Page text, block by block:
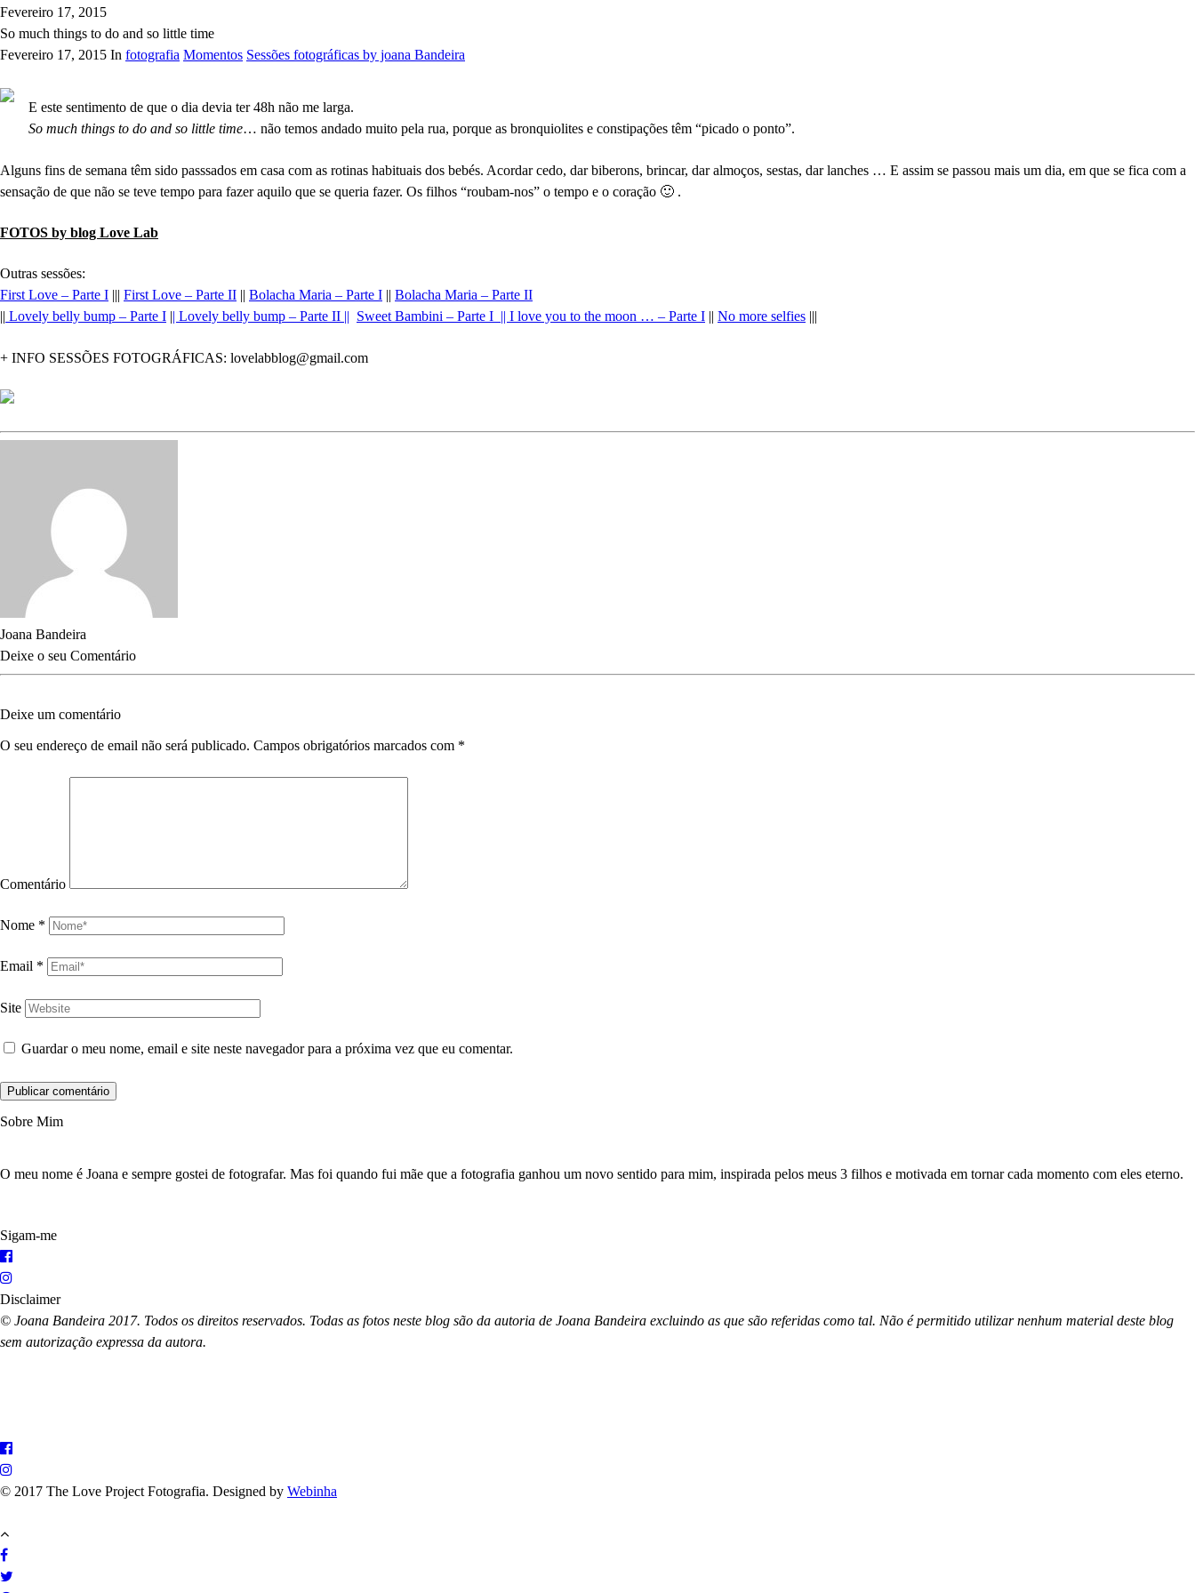
Fevereiro 17, 2015
So much things to do and so little time
Fevereiro 17, 2015 In fotografia Momentos Sessões fotográficas by joana Bandeira
E este sentimento de que o dia devia ter 48h não me larga.
So much things to do and so little time… não temos andado muito pela rua, porque as bronquiolites e constipações têm “picado o ponto”.
Alguns fins de semana têm sido passsados em casa com as rotinas habituais dos bebés. Acordar cedo, dar biberons, brincar, dar almoços, sestas, dar lanches … E assim se passou mais um dia, em que se fica com a
sensação de que não se teve tempo para fazer aquilo que se queria fazer. Os filhos “roubam-nos” o tempo e o coração 🙂 .
FOTOS by blog Love Lab
Outras sessões:
First Love – Parte I ||| First Love – Parte II || Bolacha Maria – Parte I || Bolacha Maria – Parte II
|| Lovely belly bump – Parte I || Lovely belly bump – Parte II || Sweet Bambini – Parte I || I love you to the moon … – Parte I || No more selfies |||
+ INFO SESSÕES FOTOGRÁFICAS: lovelabblog@gmail.com
Joana Bandeira
Deixe o seu Comentário
Deixe um comentário
O seu endereço de email não será publicado. Campos obrigatórios marcados com *
Comentário
Nome *
Email *
Site
Guardar o meu nome, email e site neste navegador para a próxima vez que eu comentar.
Sobre Mim
O meu nome é Joana e sempre gostei de fotografar. Mas foi quando fui mãe que a fotografia ganhou um novo sentido para mim, inspirada pelos meus 3 filhos e motivada em tornar cada momento com eles eterno.
Sigam-me
Disclaimer
© Joana Bandeira 2017. Todos os direitos reservados. Todas as fotos neste blog são da autoria de Joana Bandeira excluindo as que são referidas como tal. Não é permitido utilizar nenhum material deste blog
sem autorização expressa da autora.
© 2017 The Love Project Fotografia. Designed by Webinha